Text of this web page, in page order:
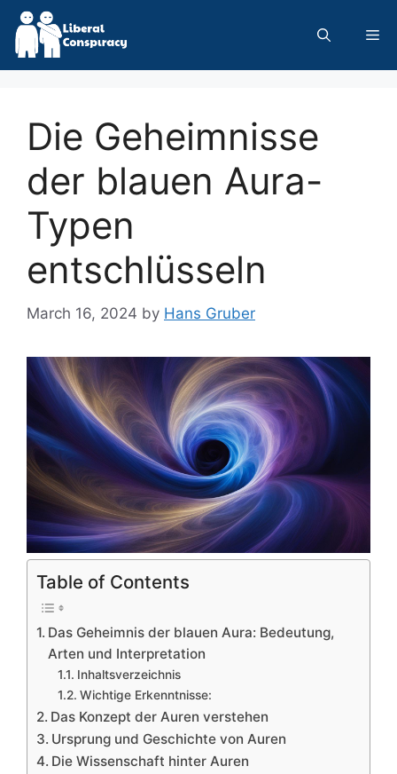
Skip
content
Die Geheimnisse
der blauen Aura-
Typen
entschlüsseln
March 16, 2024 by Hans Gruber
Table of Contents
Das Geheimnis der blauen Aura: Bedeutung,
Arten und Interpretation
Inhaltsverzeichnis
Wichtige Erkenntnisse:
Das Konzept der Auren verstehen
Ursprung und Geschichte von Auren
Die Wissenschaft hinter Auren